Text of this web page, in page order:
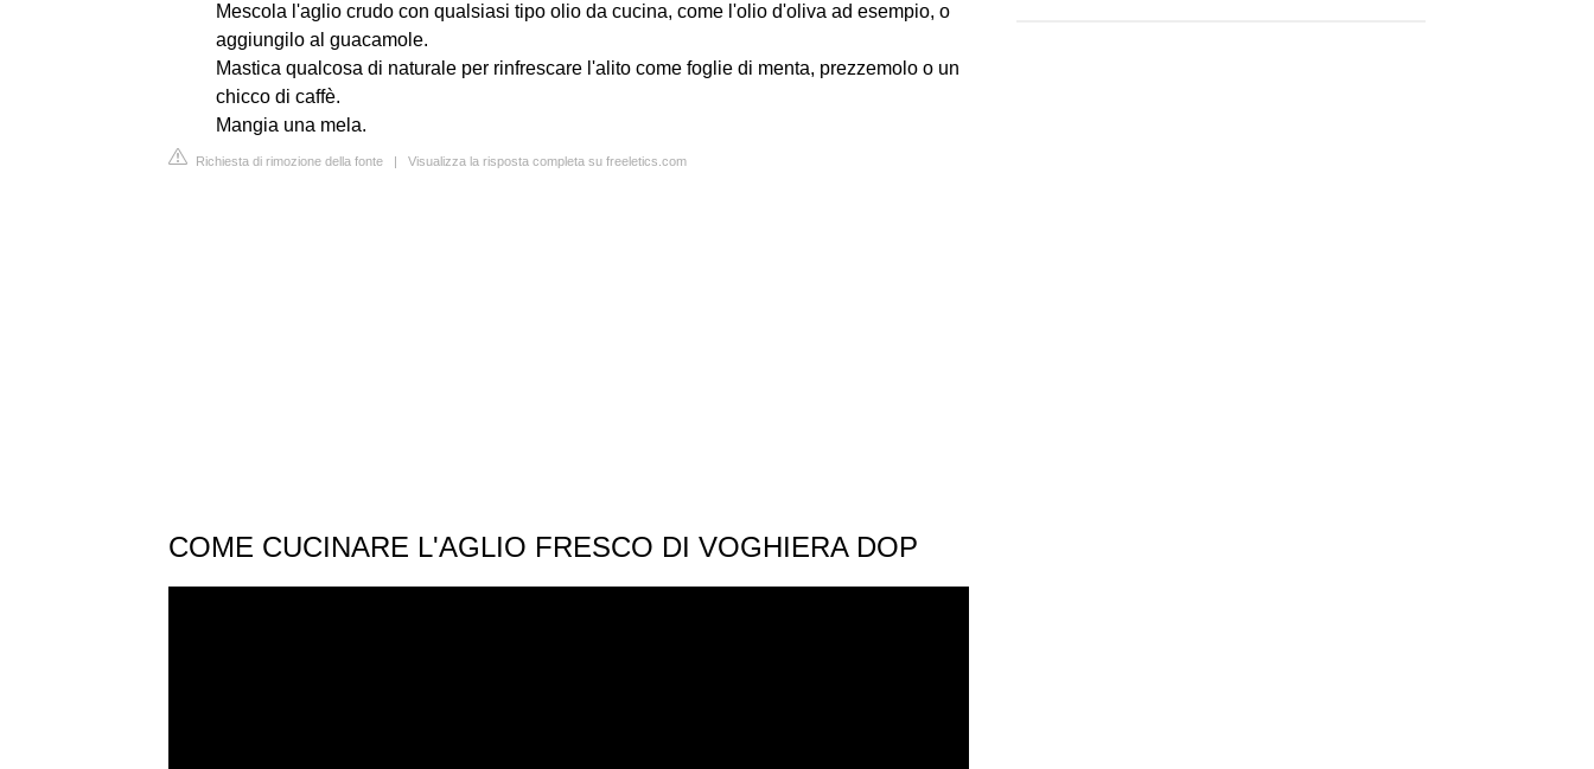
Mescola l'aglio crudo con qualsiasi tipo olio da cucina, come l'olio d'oliva ad esempio, o
aggiungilo al guacamole.
Mastica qualcosa di naturale per rinfrescare l'alito come foglie di menta, prezzemolo o un
chicco di caffè.
Mangia una mela.
Richiesta di rimozione della fonte | Visualizza la risposta completa su freeletics.com
COME CUCINARE L'AGLIO FRESCO DI VOGHIERA DOP